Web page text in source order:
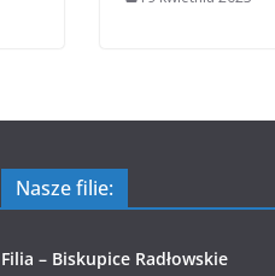
Nasze filie:
Filia – Biskupice Radłowskie